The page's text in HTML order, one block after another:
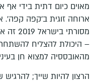
מאוים כיום דתית בידי אף
ארוחה זוגית ב'קפה קפה'.
– היכולת להצליח
מהאובססיה למצוא חן
הרצון להיות שייך;